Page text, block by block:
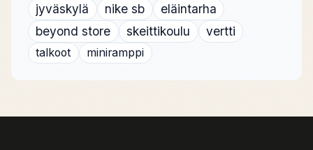
jyväskylä nike sb
eläintarha
beyond store
skeittikoulu vertti
talkoot miniramppi